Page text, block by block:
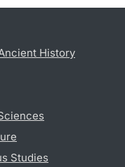
History
Studies